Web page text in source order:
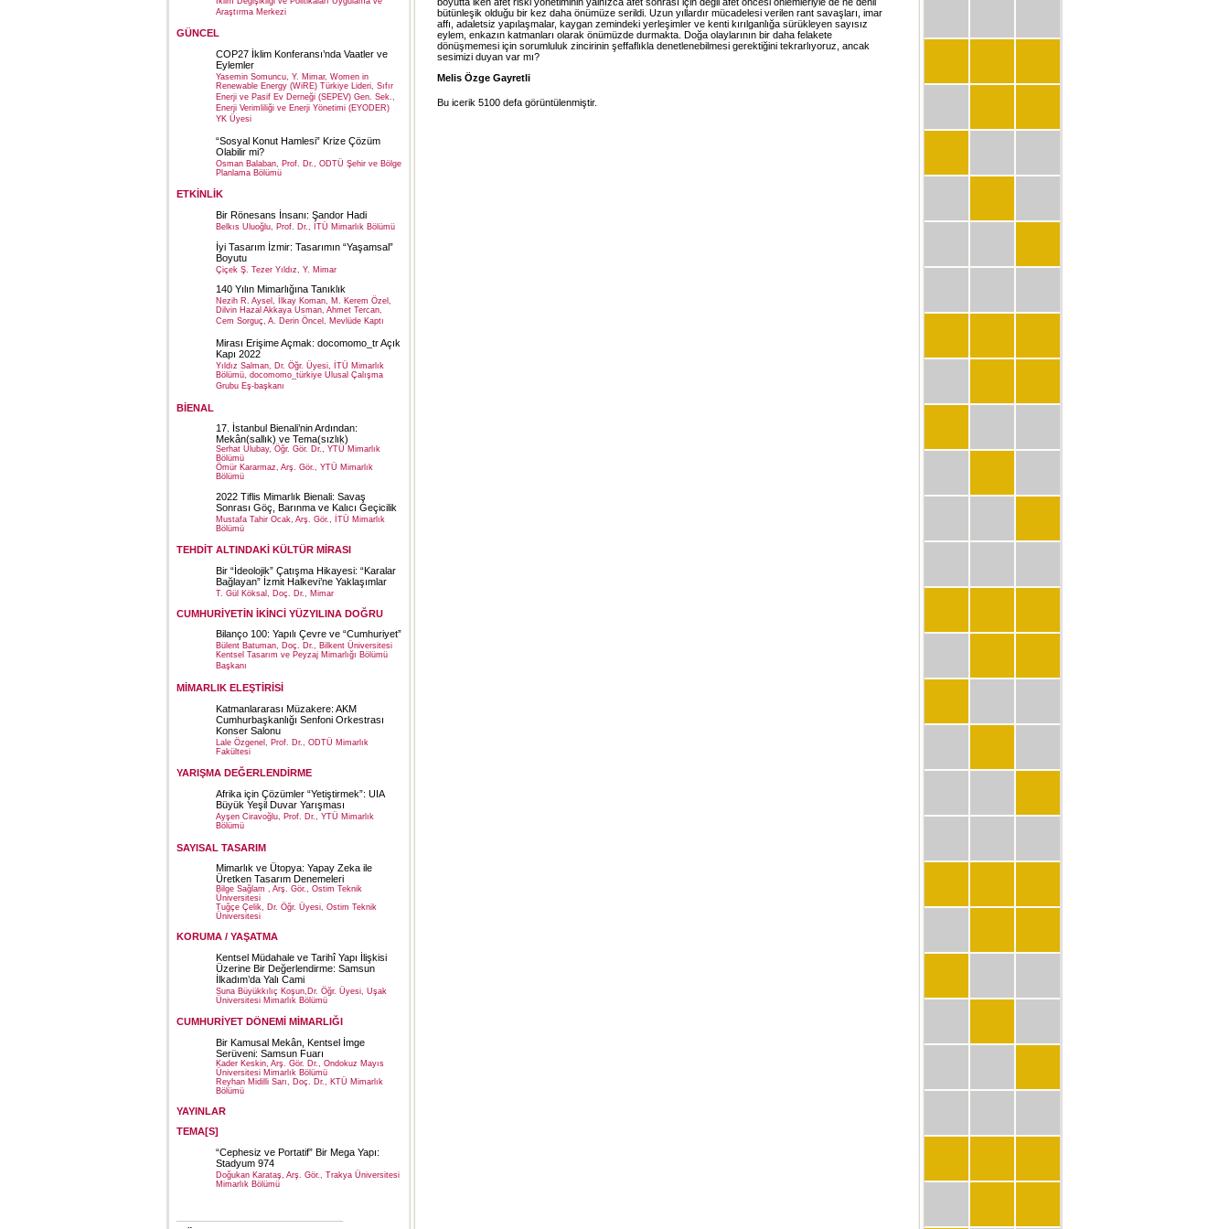
Araştırma Merkezi
GÜNCEL
COP27 İklim Konferansı’nda Vaatler ve
Eylemler
Yasemin Somuncu, Y. Mimar, Women in
Renewable Energy (WiRE) Türkiye Lideri, Sıfır
Enerji ve Pasif Ev Derneği (SEPEV) Gen. Sek.,
Enerji Verimliliği ve Enerji Yönetimi (EYODER)
YK Üyesi
“Sosyal Konut Hamlesi” Krize Çözüm
Olabilir mi?
Osman Balaban, Prof. Dr., ODTÜ Şehir ve Bölge
Planlama Bölümü
ETKİNLİK
Bir Rönesans İnsanı: Şandor Hadi
Belkıs Uluoğlu, Prof. Dr., İTÜ Mimarlık Bölümü
İyi Tasarım İzmir: Tasarımın “Yaşamsal”
Boyutu
Çiçek Ş. Tezer Yıldız, Y. Mimar
140 Yılın Mimarlığına Tanıklık
Nezih R. Aysel, İlkay Koman, M. Kerem Özel,
Dilvin Hazal Akkaya Usman, Ahmet Tercan,
Cem Sorguç, A. Derin Öncel, Mevlüde Kaptı
Mirası Erişime Açmak: docomomo_tr Açık
Kapı 2022
Yıldız Salman, Dr. Öğr. Üyesi, İTÜ Mimarlık
Bölümü, docomomo_türkiye Ulusal Çalışma
Grubu Eş-başkanı
BİENAL
17. İstanbul Bienali’nin Ardından:
Mekân(sallık) ve Tema(sızlık)
Serhat Ulubay, Öğr. Gör. Dr., YTÜ Mimarlık
Bölümü
Ömür Kararmaz, Arş. Gör., YTÜ Mimarlık
Bölümü
2022 Tiflis Mimarlık Bienali: Savaş
Sonrası Göç, Barınma ve Kalıcı Geçicilik
Mustafa Tahir Ocak, Arş. Gör., İTÜ Mimarlık
Bölümü
TEHDİT ALTINDAKİ KÜLTÜR MİRASI
Bir “İdeolojik” Çatışma Hikayesi: “Karalar
Bağlayan” İzmit Halkevi’ne Yaklaşımlar
T. Gül Köksal, Doç. Dr., Mimar
CUMHURİYETİN İKİNCİ YÜZYILINA DOĞRU
Bilanço 100: Yapılı Çevre ve “Cumhuriyet”
Bülent Batuman, Doç. Dr., Bilkent Üniversitesi
Kentsel Tasarım ve Peyzaj Mimarlığı Bölümü
Başkanı
MİMARLIK ELEŞTİRİSİ
Katmanlararası Müzakere: AKM
Cumhurbaşkanlığı Senfoni Orkestrası
Konser Salonu
Lale Özgenel, Prof. Dr., ODTÜ Mimarlık
Fakültesi
YARIŞMA DEĞERLENDİRME
Afrika için Çözümler “Yetiştirmek”: UIA
Büyük Yeşil Duvar Yarışması
Ayşen Ciravoğlu, Prof. Dr., YTÜ Mimarlık
Bölümü
SAYISAL TASARIM
Mimarlık ve Ütopya: Yapay Zeka ile
Üretken Tasarım Denemeleri
Bilge Sağlam , Arş. Gör., Ostim Teknik
Üniversitesi
Tuğçe Çelik, Dr. Öğr. Üyesi, Ostim Teknik
Üniversitesi
KORUMA / YAŞATMA
Kentsel Müdahale ve Tarihî Yapı İlişkisi
Üzerine Bir Değerlendirme: Samsun
İlkadım’da Yalı Cami
Suna Büyükkılıç Koşun,Dr. Öğr. Üyesi, Uşak
Üniversitesi Mimarlık Bölümü
CUMHURİYET DÖNEMİ MİMARLIĞI
Bir Kamusal Mekân, Kentsel İmge
Serüveni: Samsun Fuarı
Kader Keskin, Arş. Gör. Dr., Ondokuz Mayıs
Üniversitesi Mimarlık Bölümü
Reyhan Midilli Sarı, Doç. Dr., KTÜ Mimarlık
Bölümü
YAYINLAR
TEMA[S]
“Cephesiz ve Portatif” Bir Mega Yapı:
Stadyum 974
Doğukan Karataş, Arş. Gör., Trakya Üniversitesi
Mimarlık Bölümü
bütünleşik olduğu bir kez daha önümüze serildi. Uzun yıllardır mücadelesi verilen rant savaşları, imar
affı, adaletsiz yapılaşmalar, kaygan zemindeki yerleşimler ve kenti kırılganlığa sürükleyen sayısız
eylem, enkazın katmanları olarak önümüzde durmakta. Doğa olaylarının bir daha felakete
dönüşmemesi için sorumluluk zincirinin şeffaflıkla denetlenebilmesi gerektiğini tekrarlıyoruz, ancak
sesimizi duyan var mı?
Melis Özge Gayretli
Bu icerik 5100 defa görüntülenmiştir.